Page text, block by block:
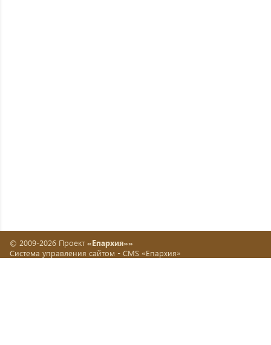
© 2009-2026 Проект «Епархия»»
Система управления сайтом - CMS «Епархия»